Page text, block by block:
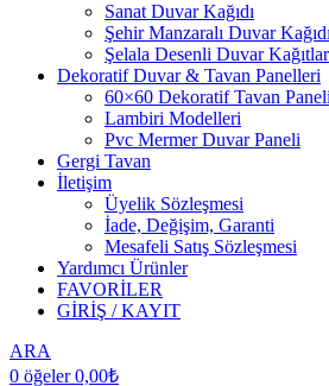
Sanat Duvar Kağıdı
Şehir Manzaralı Duvar Kağıdı
Şelala Desenli Duvar
Dekoratif Duvar & Tavan Panelleri
60×60 Dekoratif Tavan
Lambiri Modelleri
Pvc Mermer Duvar Paneli
Gergi Tavan
İletişim
Üyelik Sözleşmesi
İade, Değişim, Garanti
Mesafeli Satış Sözleşmesi
Yardımcı Ürünler
FAVORİLER
GİRİŞ / KAYIT
ARA
0 öğeler 0,00₺